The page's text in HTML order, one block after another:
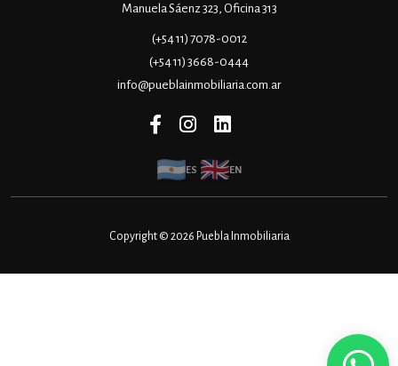
Manuela Sáenz 323, Oficina 313
(+54 11) 7078-0012
(+54 11) 3668-0444
info@pueblainmobiliaria.com.ar
ES EN
Copyright © 2026 Puebla Inmobiliaria